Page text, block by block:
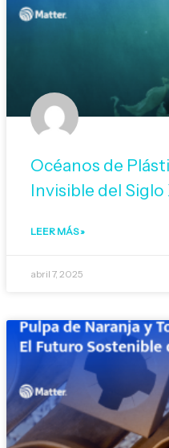
Océanos de
Invisible del Siglo
LEER MÁS »
abril 7, 2025